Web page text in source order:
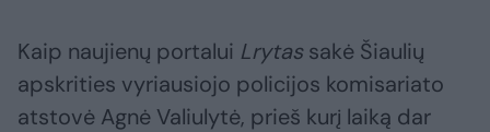
Kaip naujienų portalui Lrytassakė Šiaulių
apskrities vyriausiojo policijos komisariato
atstovė Agnė Valiulytė, prieš kurį laiką dar